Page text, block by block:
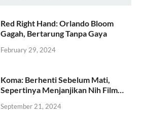
Red Right Hand: Orlando Bloom
Gagah, Bertarung Tanpa Gaya
February 29, 2024
Koma: Berhenti Sebelum Mati,
Sepertinya Menjanjikan Nih Film…
September 21, 2024